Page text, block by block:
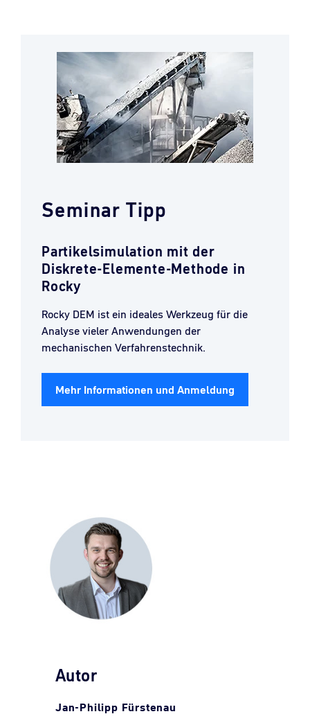
Seminar Tipp
Partikelsimulation mit der
Diskrete-Elemente-Methode in
Rocky
Rocky DEM ist ein ideales Werkzeug für die
Analyse vieler Anwendungen der
mechanischen Verfahrenstechnik.
Mehr Informationen und Anmeldung
Autor
Jan-Philipp Fürstenau